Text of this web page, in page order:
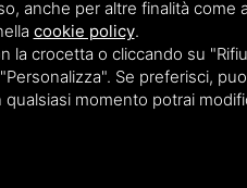
• Codice destinatario 1N74KED
anche per altre finalità
cookie policy.
la crocetta o cliccando su
Se preferisci,
momento potrai